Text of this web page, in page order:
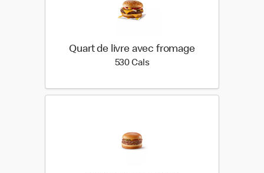
Quart de livre avec fromage
530 Cals530 calories